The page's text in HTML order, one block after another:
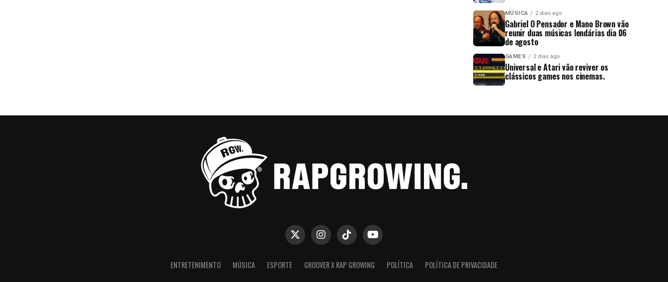
MÚSICA 2 dias ago
Gabriel O Pensador e Mano Brown vão
reunir duas músicas lendárias dia 06
de agosto
GAMES 2 dias ago
Universal e Atari vão reviver os
clássicos games nos cinemas.
ENTRETENIMENTO MÚSICA ESPORTE GROOVER X RAP GROWING POLÍTICA POLÍTICA DE PRIVACIDADE